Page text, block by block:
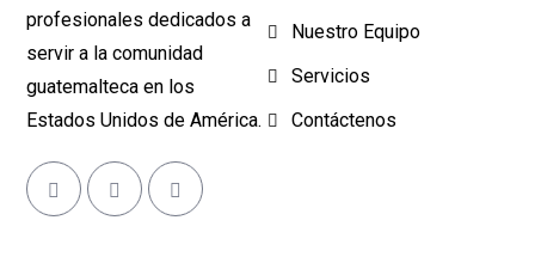
profesionales dedicados a
servir a la comunidad
guatemalteca en los
Estados Unidos de América.
Nuestro Equipo
Servicios
Contáctenos